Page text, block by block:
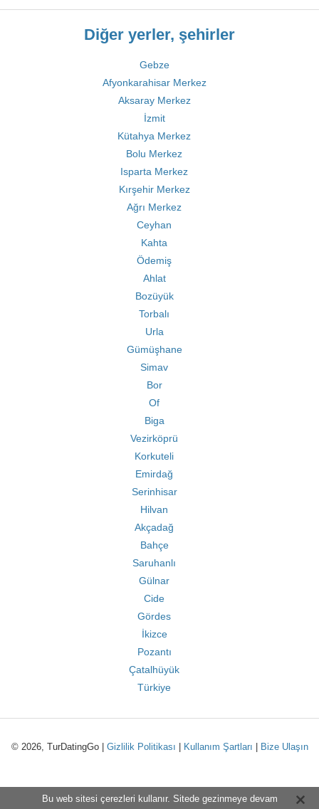
Diğer yerler, şehirler
Gebze
Afyonkarahisar Merkez
Aksaray Merkez
İzmit
Kütahya Merkez
Bolu Merkez
Isparta Merkez
Kırşehir Merkez
Ağrı Merkez
Ceyhan
Kahta
Ödemiş
Ahlat
Bozüyük
Torbalı
Urla
Gümüşhane
Simav
Bor
Of
Biga
Vezirköprü
Korkuteli
Emirdağ
Serinhisar
Hilvan
Akçadağ
Bahçe
Saruhanlı
Gülnar
Cide
Gördes
İkizce
Pozantı
Çatalhüyük
Türkiye
© 2026, TurDatingGo | Gizlilik Politikası Kullanım Şartları Bize Ulaşın
Bu web sitesi çerezleri kullanır. Sitede gezinmeye devam